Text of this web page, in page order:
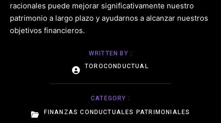
WRITTEN BY :
TOROCONDUCTUAL
CATEGORY :
FINANZAS CONDUCTUALES PATRIMONIALES
racionales puede mejorar significativamente nuestro
patrimonio a largo plazo y ayudarnos a alcanzar nuestros
objetivos financieros.